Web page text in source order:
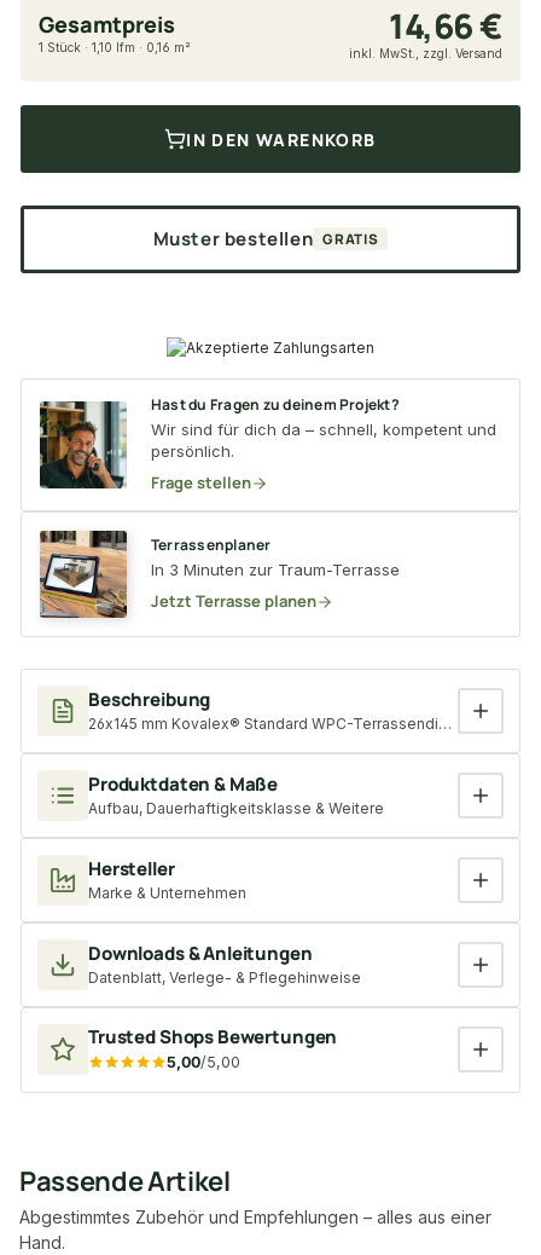
Beschreibung
26x145 mm Kovalex® Standard WPC-Terrassendiele,
Produktdaten & Maße
Aufbau, Dauerhaftigkeitsklasse & Weitere
Hersteller
Marke & Unternehmen
Downloads & Anleitungen
Datenblatt, Verlege- & Pflegehinweise
Trusted Shops Bewertungen
5,00/5,00
Gesamtpreis 14,66 €
1 Stück · 1,10 lfm · 0,16 m² inkl. MwSt., zzgl. Versand
IN DEN WARENKORB
Muster bestellen GRATIS
Hast du Fragen zu deinem Projekt?
Wir sind für dich da – schnell, kompetent und
persönlich.
Frage stellen
Terrassenplaner
In 3 Minuten zur Traum-Terrasse
Jetzt Terrasse planen
Passende Artikel
Abgestimmtes Zubehör und Empfehlungen – alles aus einer
Hand.